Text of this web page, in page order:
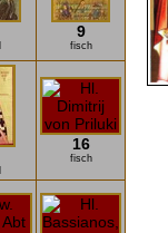
9
fisch
16
fisch